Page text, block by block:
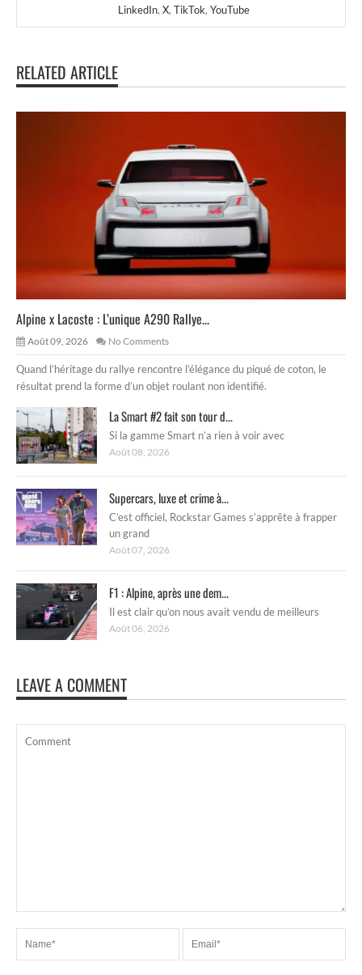
LinkedIn, X, TikTok, YouTube
RELATED ARTICLE
Alpine x Lacoste : L’unique A290 Rallye...
Août 09, 2026 No Comments
Quand l’héritage du rallye rencontre l’élégance du piqué de coton, le
résultat prend la forme d’un objet roulant non identifié.
La Smart #2 fait son tour d...
Si la gamme Smart n’a rien à voir avec
Août 08, 2026
Supercars, luxe et crime à...
C’est officiel, Rockstar Games s’apprête à frapper
un grand
Août 07, 2026
F1 : Alpine, après une dem...
Il est clair qu’on nous avait vendu de meilleurs
Août 06, 2026
LEAVE A COMMENT